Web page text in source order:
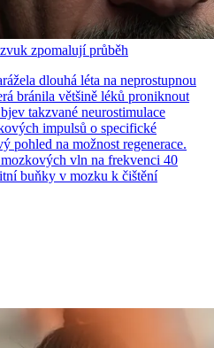
zpomalují průběh
dlouhá léta na neprostupnou
bránila většině léků proniknout
takzvané neurostimulace
impulsů o specifické
pohled na možnost regenerace.
vln na frekvenci 40
buňky v mozku k čištění